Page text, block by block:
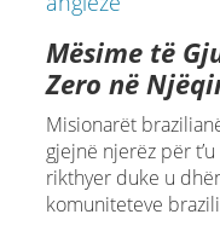
Mësime të
Zero në
Misionarët
gjejnë njerëz për
rikthyer duke u
komuniteteve